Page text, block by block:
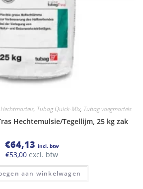
Hechtmortels, Tubag Quick-Mix, Tubag voegmortels
Hechtemulsie/Tegellijm, 25 kg zak
€64,13 incl. btw
€53,00 excl. btw
aan winkelwagen